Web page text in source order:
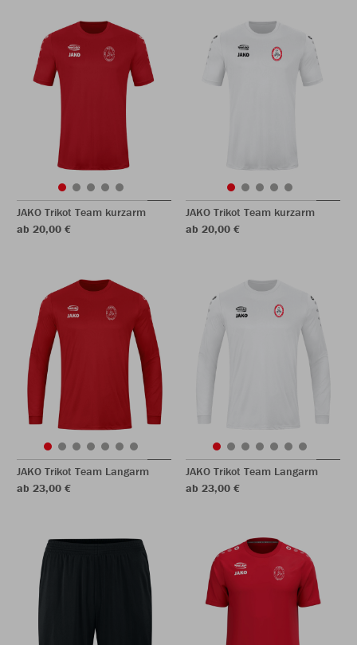
JAKO Trikot Team kurzarm
ab 20,00 €
JAKO Trikot Team kurzarm
ab 20,00 €
JAKO Trikot Team Langarm
ab 23,00 €
JAKO Trikot Team Langarm
ab 23,00 €